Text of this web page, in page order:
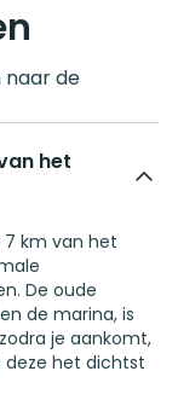
naar de
het
km van het
De oude
de marina, is
je aankomt,
deze het dichtst